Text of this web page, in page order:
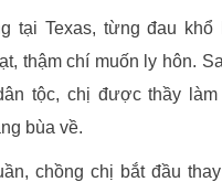
tại Texas, từng đau khổ
thậm chí muốn ly hôn.
tộc, chị được thầy
bùa về.
chồng chị bắt đầu